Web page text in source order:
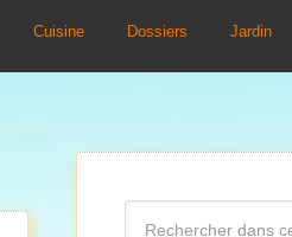
Cuisine Dossiers Jardin